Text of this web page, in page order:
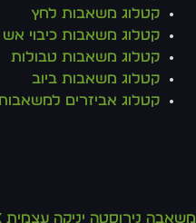
קטלוג משאבות לחץ
קטלוג משאבות כיבוי אש
קטלוג משאבות טבולות
קטלוג משאבות ביוב
קטלוג אביזרים